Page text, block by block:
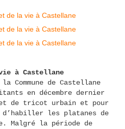
à Castellane
Commune de Castellane
en décembre dernier
de tricot urbain et pour
les platanes de
Malgré la période de